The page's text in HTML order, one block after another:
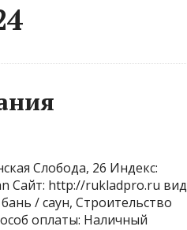
Слобода, 26 Индекс:
Сайт: http://rukladpro.ru вид
/ саун, Строительство
оплаты: Наличный